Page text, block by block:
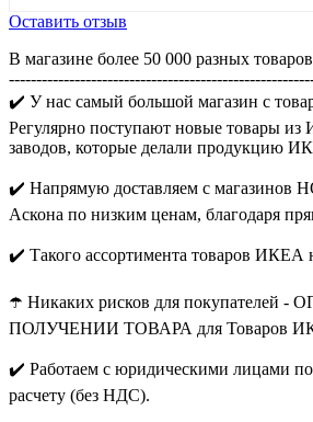
Оставить отзыв
В магазине более 50 000 разных товаров
✔️ У нас самый большой магазин с
Регулярно поступают новые товары
заводов, которые делали продукцию
✔️ Напрямую доставляем с магазинов
Аскона по низким ценам, благодаря
✔️ Такого ассортимента товаров ИКЕА
☂️ Никаких рисков для покупателей
ПОЛУЧЕНИИ ТОВАРА для Товаров
✔️ Работаем с юридическими лицами
расчету (без НДС).